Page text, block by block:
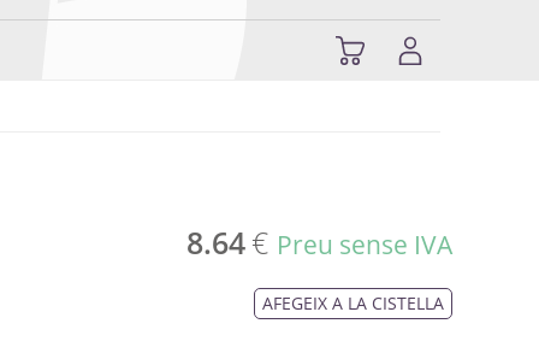
8.64€ Preu sense IVA
AFEGEIX A LA CISTELLA